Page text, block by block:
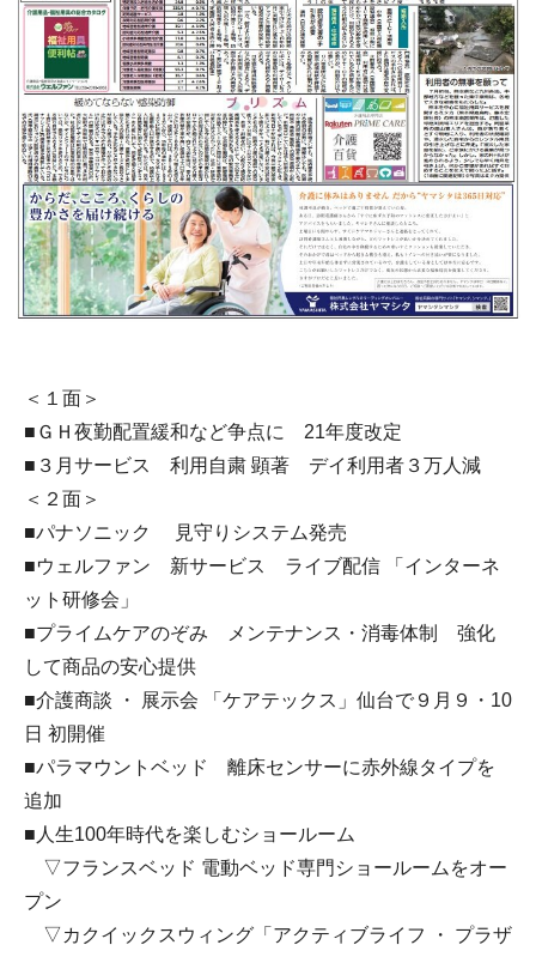
＜１面＞
■ＧＨ夜勤配置緩和など争点に 21年度改定
■３月サービス 利用自粛 顕著 デイ利用者３万人減
＜２面＞
■パナソニック 見守りシステム発売
■ウェルファン 新サービス ライブ配信 「インターネ
ット研修会」
■プライムケアのぞみ メンテナンス・消毒体制 強化
して商品の安心提供
■介護商談 ・ 展示会 「ケアテックス」仙台で９月９・10
日 初開催
■パラマウントベッド 離床センサーに赤外線タイプを
追加
■人生100年時代を楽しむショールーム
▽フランスベッド 電動ベッド専門ショールームをオー
プン
▽カクイックスウィング「アクティブライフ ・ プラザ